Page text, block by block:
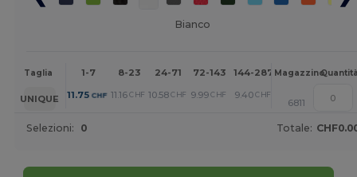
Bianco
Taglia 1-7 8-23 24-71 72-143 144-287 288 + Altri
Magazzino
UNIQUE 11.75 CHF 11.16 CHF 10.58 CHF 9.99 CHF 9.40 CHF +
6811
Selezioni: 0 Totale: